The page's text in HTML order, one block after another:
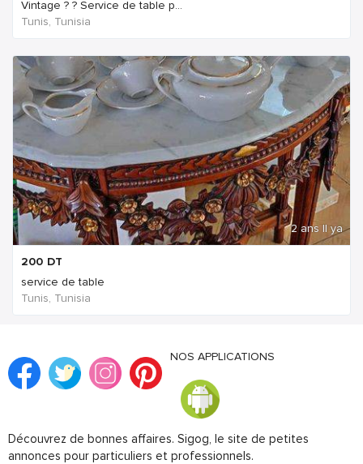
Vintage ? ? Service de table p...
Tunis, Tunisia
2 ans Il ya
200 DT
service de table
Tunis, Tunisia
NOS APPLICATIONS
Découvrez de bonnes affaires. Sigog, le site de petites
annonces pour particuliers et professionnels.